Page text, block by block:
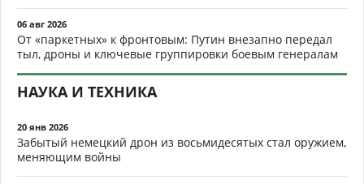
06 авг 2026
От «паркетных» к фронтовым: Путин внезапно передал
тыл, дроны и ключевые группировки боевым генералам
НАУКА И ТЕХНИКА
20 янв 2026
Забытый немецкий дрон из восьмидесятых стал оружием,
меняющим войны